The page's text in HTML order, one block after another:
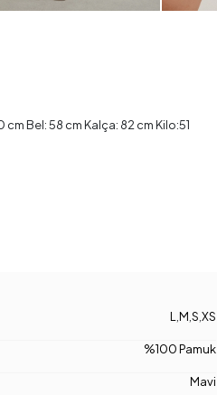
Bel: 58 cm Kalça: 82 cm Kilo:51
L ,M ,S ,XS
%100 Pamuk
Mavi